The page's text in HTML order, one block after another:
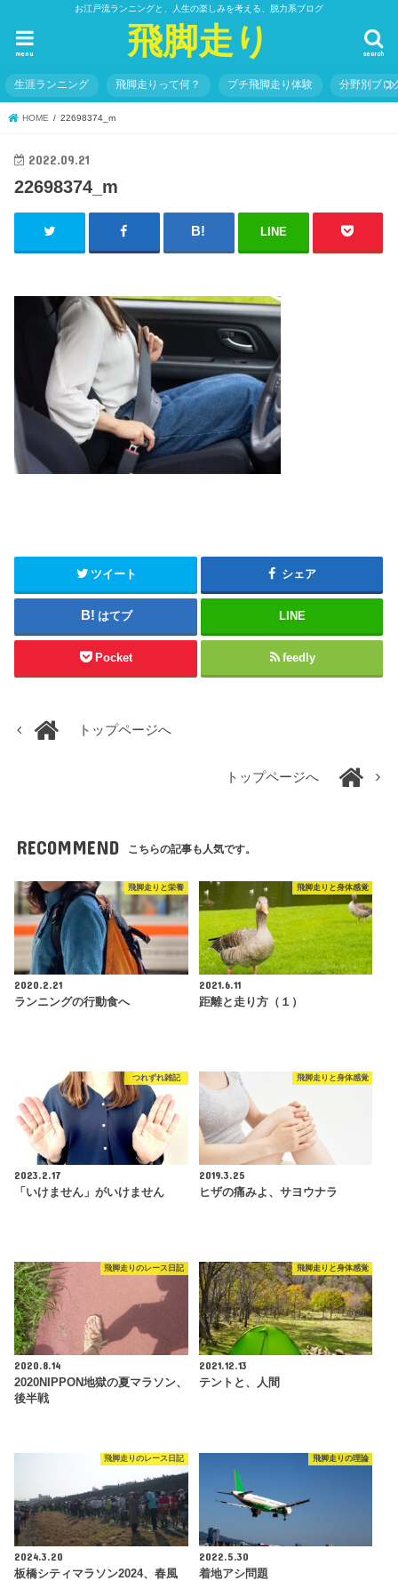
お江戸流ランニングと、人生の楽しみを考える、脱力系ブログ
飛脚走り search
menu
生涯ランニング 飛脚走りって何？ プチ飛脚走り体験 分野別ブロ
HOME 22698374_m
2022.09.21
22698374_m
LINE
ツイート シェア
はてブ LINE
Pocket feedly
トップページへ
トップページへ
RECOMMEND こちらの記事も人気です。
飛脚走りと栄養
2020.2.21
ランニングの行動食へ
飛脚走りと身体感覚
2021.6.11
距離と走り方（１）
つれずれ雑記
2023.2.17
「いけません」がいけません
飛脚走りと身体感覚
2019.3.25
ヒザの痛みよ、サヨウナラ
飛脚走りのレース日記
2020.8.14
2020NIPPON地獄の夏マラソン、
後半戦
飛脚走りと身体感覚
2021.12.13
テントと、人間
飛脚走りのレース日記
2024.3.20
板橋シティマラソン2024、春風
飛脚走りの理論
2022.5.30
着地アシ問題